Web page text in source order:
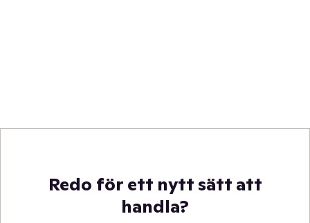
Redo för ett nytt sätt att
handla?